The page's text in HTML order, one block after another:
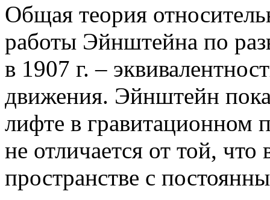
Общая теория
работы Эйнштейна по
в 1907 г. –
движения. Эйнштейн
лифте в гравитационном
не отличается от той,
пространстве с